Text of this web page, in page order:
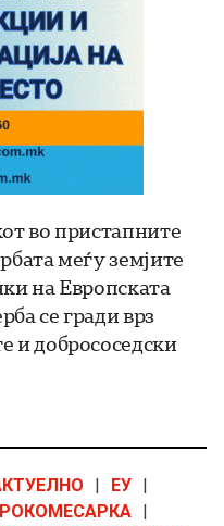
во пристапните
меѓу земјите
на Европската
се гради врз
и добрососедски
ЕУ